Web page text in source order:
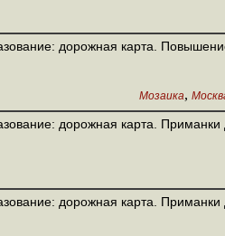
дорожная карта.
Мозаика,
дорожная карта. Приманки
дорожная карта. Приманки